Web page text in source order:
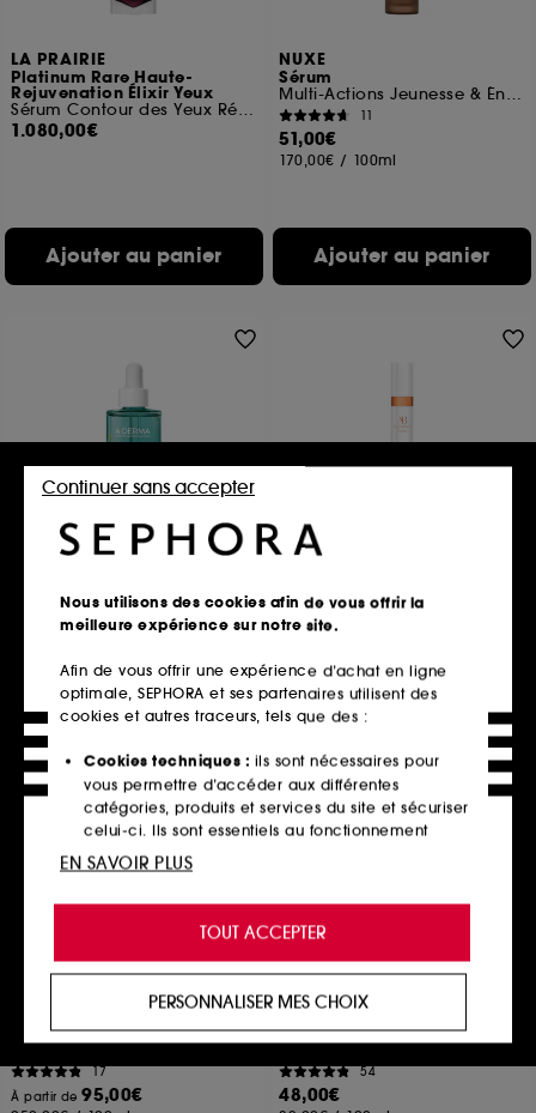
LA PRAIRIE
Platinum Rare Haute-
Rejuvenation Élixir Yeux
Sérum Contour des Yeux Régénérant
1.080,00€
Ajouter au panier
NUXE
Sérum
Multi-Actions Jeunesse & Énergie
11
51,00€
170,00€ / 100ml
Ajouter au panier
A-DERMA
Sérum peau neuve
35,00€
100ml
Ajouter au panier
AUGUSTINUS BADER
The Sunscreen SPF 50
130,00€
Ajouter au panier
AUGUSTINUS BADER
The Face Oil
L'huile pour le visage
17
À partir de95,00€
SHISEIDO
Expert Sun Protector
Lait Solaire Peau Sensible SPF50+
54
48,00€
Nous utilisons des cookies afin de vous offrir la
meilleure expérience sur notre site.
Afin de vous offrir une expérience d’achat en ligne
optimale, SEPHORA et ses partenaires utilisent des
cookies et autres traceurs, tels que des :
Cookies techniques : ils sont nécessaires pour
vous permettre d’accéder aux différentes
catégories, produits et services du site et sécuriser
celui-ci. Ils sont essentiels au fonctionnement
technique du site et ne peuvent être désactivés.
de vous offrir une expérience enrichie et
personnalisée en vous recommandant des
produits, des services et des contenus qui
proposer des offres promotionnelles adaptées à
votre profil.
Cookies réseaux sociaux et publicité :
utilisés pour vous présenter du contenu susceptible
TOUT ACCEPTER
Continuer sans accepter
PERSONNALISER MES CHOIX
EN SAVOIR PLUS